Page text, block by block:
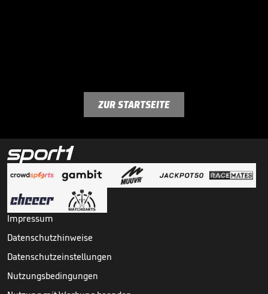
ZUR STARTSEITE
Impressum
Datenschutzhinweise
Datenschutzeinstellungen
Nutzungsbedingungen